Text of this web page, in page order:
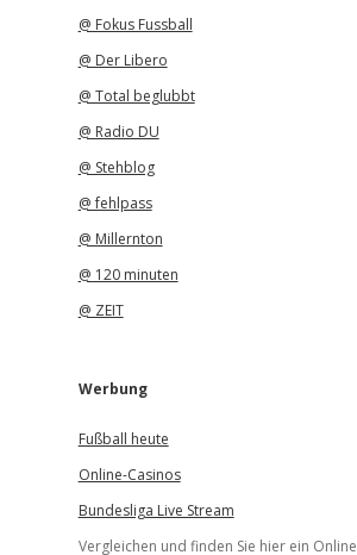
@ Fokus Fussball
@ Der Libero
@ Total beglubbt
@ Radio DU
@ Stehblog
@ fehlpass
@ Millernton
@ 120 minuten
@ ZEIT
Werbung
Fußball heute
Online-Casinos
Bundesliga Live Stream
Vergleichen und finden Sie hier ein Online